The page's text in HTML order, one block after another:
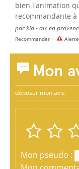
bien l'animation
recommandante
par kid - aix en
Recommander -
Mon
déposer mon avis
Mon pseudo :